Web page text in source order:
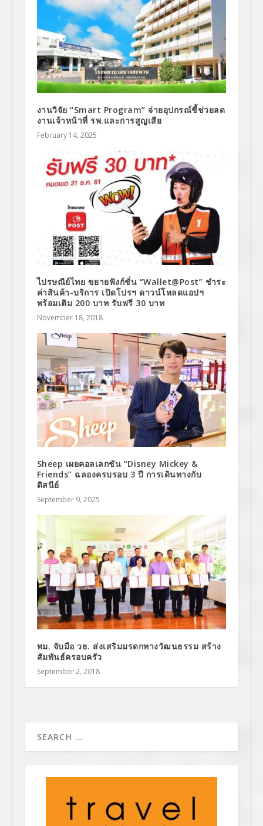
งานวิจัย “Smart Program” จ่ายอุปกรณ์ชี้ช่วยลด
งานเจ้าหน้าที่ รพ.และการสูญเสีย
February 14, 2025
ไปรษณีย์ไทย ขยายฟังก์ชั่น “Wallet@Post” ชำระ
ค่าสินค้า-บริการ เปิดโปรฯ ดาวน์โหลดแอปฯ
พร้อมเติม 200 บาท รับฟรี 30 บาท
November 18, 2018
Sheep เผยคอลเลกชัน “Disney Mickey &
Friends” ฉลองครบรอบ 3 ปี การเดินทางกับ
ดิสนีย์
September 9, 2025
พม. จับมือ วธ. ส่งเสริมมรดกทางวัฒนธรรม สร้าง
สัมพันธ์ครอบครัว
September 2, 2018